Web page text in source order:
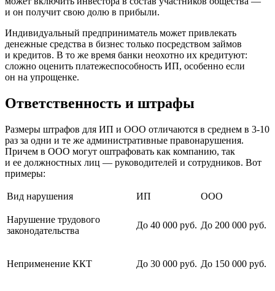
и он получит свою долю в прибыли.
Индивидуальный предприниматель может привлекать
денежные средства в бизнес только посредством займов
и кредитов. В то же время банки неохотно их кредитуют:
сложно оценить платежеспособность ИП, особенно если
он на упрощенке.
Ответственность и штрафы
Размеры штрафов для ИП и ООО отличаются в среднем в 3-10
раз за одни и те же административные правонарушения.
Причем в ООО могут оштрафовать как компанию, так
и ее должностных лиц — руководителей и сотрудников. Вот
примеры:
Вид нарушения ИП ООО
Нарушение трудового
законодательства
До 40 000 руб. До 200 000 руб.
Неприменение ККТ До 30 000 руб. До 150 000 руб.